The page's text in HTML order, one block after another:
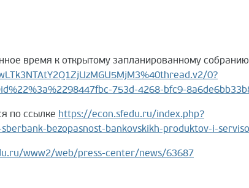
время к открытому запланированному
0?
753d-4268-bfc9-
по ссылке https://econ.sfedu.ru/index.php?
bezopasnost-bankovskikh-produktov-i-
www2/web/press-center/news/63687